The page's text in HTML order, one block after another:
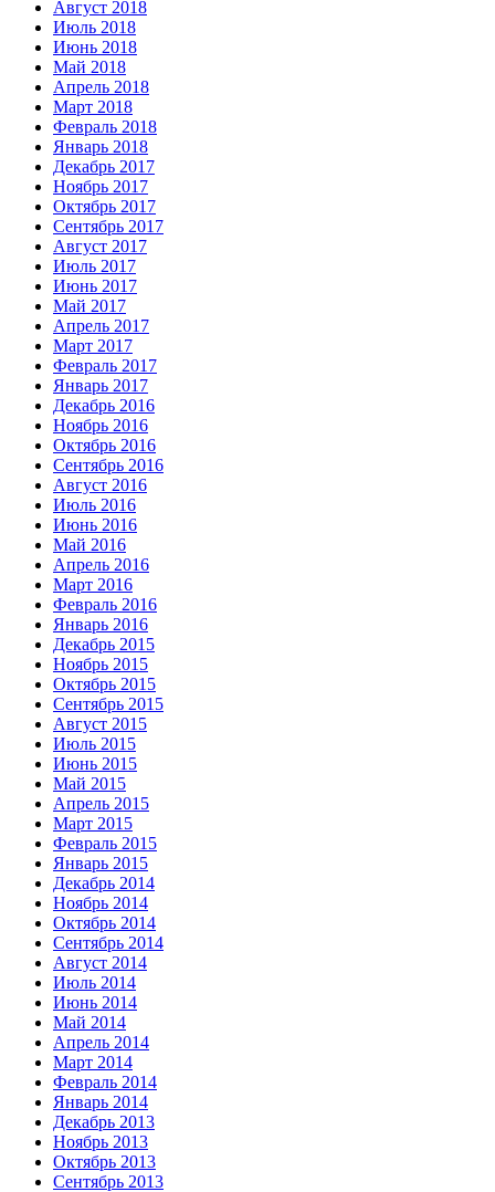
Август 2018
Июль 2018
Июнь 2018
Май 2018
Апрель 2018
Март 2018
Февраль 2018
Январь 2018
Декабрь 2017
Ноябрь 2017
Октябрь 2017
Сентябрь 2017
Август 2017
Июль 2017
Июнь 2017
Май 2017
Апрель 2017
Март 2017
Февраль 2017
Январь 2017
Декабрь 2016
Ноябрь 2016
Октябрь 2016
Сентябрь 2016
Август 2016
Июль 2016
Июнь 2016
Май 2016
Апрель 2016
Март 2016
Февраль 2016
Январь 2016
Декабрь 2015
Ноябрь 2015
Октябрь 2015
Сентябрь 2015
Август 2015
Июль 2015
Июнь 2015
Май 2015
Апрель 2015
Март 2015
Февраль 2015
Январь 2015
Декабрь 2014
Ноябрь 2014
Октябрь 2014
Сентябрь 2014
Август 2014
Июль 2014
Июнь 2014
Май 2014
Апрель 2014
Март 2014
Февраль 2014
Январь 2014
Декабрь 2013
Ноябрь 2013
Октябрь 2013
Сентябрь 2013